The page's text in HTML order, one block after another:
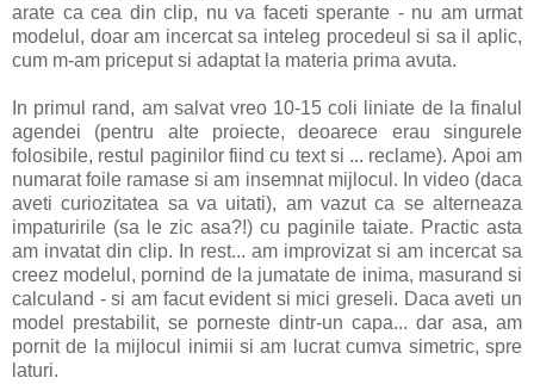
arate ca cea din clip, nu va faceti sperante - nu am urmat
modelul, doar am incercat sa inteleg procedeul si sa il aplic,
cum m-am priceput si adaptat la materia prima avuta.
In primul rand, am salvat vreo 10-15 coli liniate de la finalul
agendei (pentru alte proiecte, deoarece erau singurele
folosibile, restul paginilor fiind cu text si ... reclame). Apoi am
numarat foile ramase si am insemnat mijlocul. In video (daca
aveti curiozitatea sa va uitati), am vazut ca se alterneaza
impaturirile (sa le zic asa?!) cu paginile taiate. Practic asta
am invatat din clip. In rest... am improvizat si am incercat sa
creez modelul, pornind de la jumatate de inima, masurand si
calculand - si am facut evident si mici greseli. Daca aveti un
model prestabilit, se porneste dintr-un capa... dar asa, am
pornit de la mijlocul inimii si am lucrat cumva simetric, spre
laturi.